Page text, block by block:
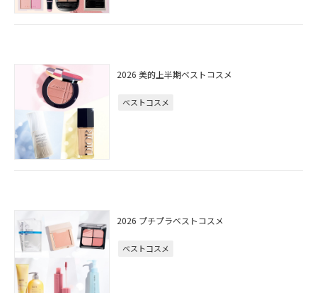
2026 美的上半期ベストコスメ
ベストコスメ
2026 プチプラベストコスメ
ベストコスメ